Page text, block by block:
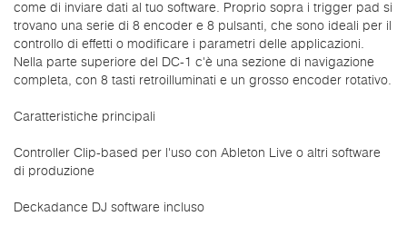
come di inviare dati al tuo software. Proprio sopra i trigger pad si
trovano una serie di 8 encoder e 8 pulsanti, che sono ideali per il
controllo di effetti o modificare i parametri delle applicazioni.
Nella parte superiore del DC-1 c'è una sezione di navigazione
completa, con 8 tasti retroilluminati e un grosso encoder rotativo.
Caratteristiche principali
Controller Clip-based per l'uso con Ableton Live o altri software
di produzione
Deckadance DJ software incluso